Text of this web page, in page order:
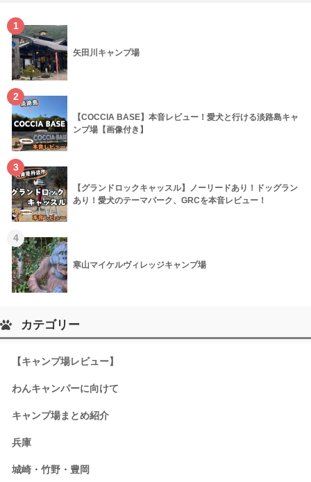
1
矢田川キャンプ場
2
【COCCIA BASE】本音レビュー！愛犬と行ける淡路島キャ
ンプ場【画像付き】
3
【グランドロックキャッスル】ノーリードあり！ドッグラン
あり！愛犬のテーマパーク、GRCを本音レビュー！
4
寒山マイケルヴィレッジキャンプ場
カテゴリー
【キャンプ場レビュー】
わんキャンパーに向けて
キャンプ場まとめ紹介
兵庫
城崎・竹野・豊岡